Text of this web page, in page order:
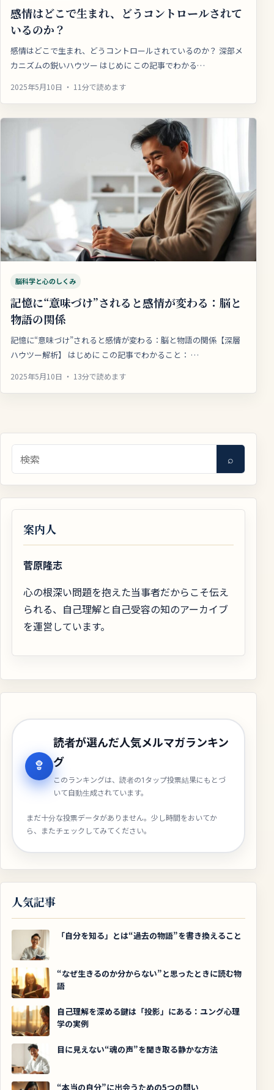
感情はどこで生まれ、どうコントロールされて
いるのか？
感情はどこで生まれ、どうコントロールされているのか？ 深部メ
カニズムの鋭いハウツー はじめに この記事でわかる…
2025年5月10日 ・ 11分で読めます
脳科学と心のしくみ
記憶に“意味づけ”されると感情が変わる：脳と
物語の関係
記憶に“意味づけ”されると感情が変わる：脳と物語の関係【深層
ハウツー解析】 はじめに この記事でわかること： …
2025年5月10日 ・ 13分で読めます
検索 ⌕
案内人
菅原隆志
心の根深い問題を抱えた当事者だからこそ伝え
られる、自己理解と自己受容の知のアーカイブ
を運営しています。
読者が選んだ人気メルマガランキン
グ
このランキングは、読者の1タップ投票結果にもとづ
いて自動生成されています。
まだ十分な投票データがありません。少し時間をおいてか
ら、またチェックしてみてください。
人気記事
「自分を知る」とは“過去の物語”を書き換えること
“なぜ生きるのか分からない”と思ったときに読む物
語
自己理解を深める鍵は「投影」にある：ユング心理
学の実例
目に見えない“魂の声”を聞き取る静かな方法
“本当の自分”に出会うための5つの問い